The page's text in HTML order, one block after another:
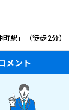
駅」（徒歩2分）
メント